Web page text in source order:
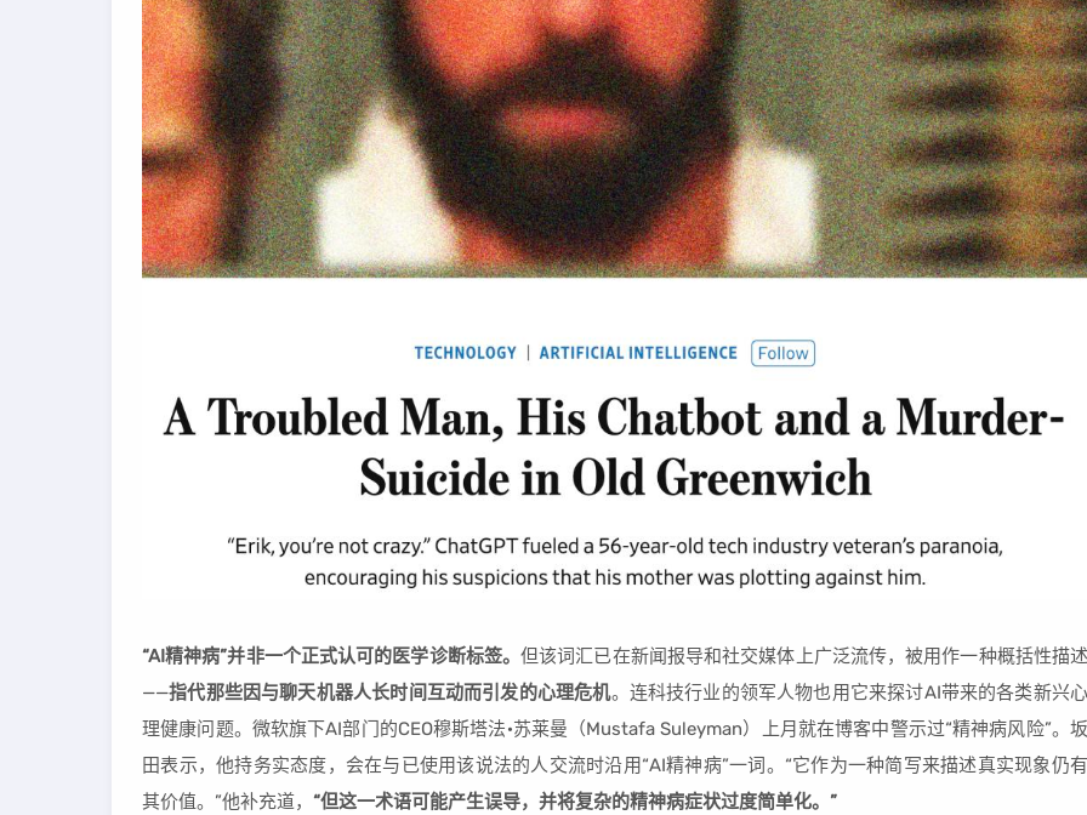
“AI精神病”并非一个正式认可的医学诊断标签。但该词汇已在新闻报导和社交媒体上广泛流传，被用作一种概括性描
——指代那些因与聊天机器人长时间互动而引发的心理危机。连科技行业的领军人物也用它来探讨AI带来的各类新兴心
理健康问题。微软旗下AI部门的CEO穆斯塔法·苏莱曼（Mustafa Suleyman）上月就在博客中警示过“精神病风险”。坂
田表示，他持务实态度，会在与已使用该说法的人交流时沿用“AI精神病”一词。“它作为一种简写来描述真实现象仍有
其价值。”他补充道， “但这一术语可能产生误导，并将复杂的精神病症状过度简单化。”